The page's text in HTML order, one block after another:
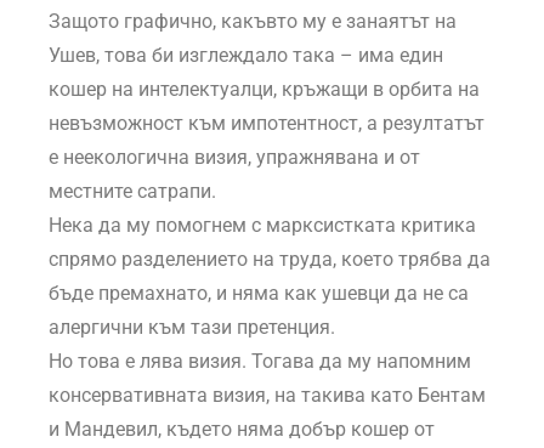
Защото графично, какъвто му е занаятът на
Ушев, това би изглеждало така – има един
кошер на интелектуалци, кръжащи в орбита на
невъзможност към импотентност, а резултатът
е неекологична визия, упражнявана и от
местните сатрапи.
Нека да му помогнем с марксистката критика
спрямо разделението на труда, което трябва да
бъде премахнато, и няма как ушевци да не са
алергични към тази претенция.
Но това е лява визия. Тогава да му напомним
консервативната визия, на такива като Бентам
и Мандевил, където няма добър кошер от